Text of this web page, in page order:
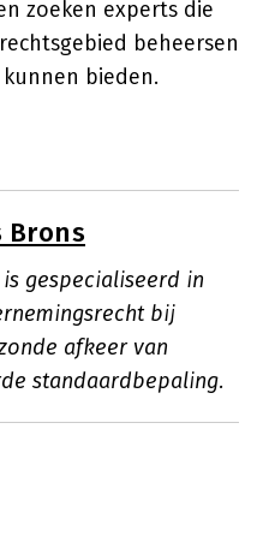
zoeken experts die
beheersen
bieden.
gespecialiseerd in
bij
afkeer van
standaardbepaling.